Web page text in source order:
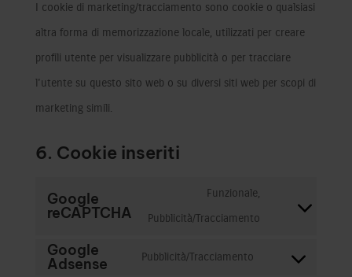
I cookie di marketing/tracciamento sono cookie o qualsiasi
altra forma di memorizzazione locale, utilizzati per creare
profili utente per visualizzare pubblicità o per tracciare
l'utente su questo sito web o su diversi siti web per scopi di
marketing simili.
6. Cookie inseriti
Google
reCAPTCHA
Funzionale,
Pubblicità/Tracciamento
service
Google
Adsense
Pubblicità/Tracciamento